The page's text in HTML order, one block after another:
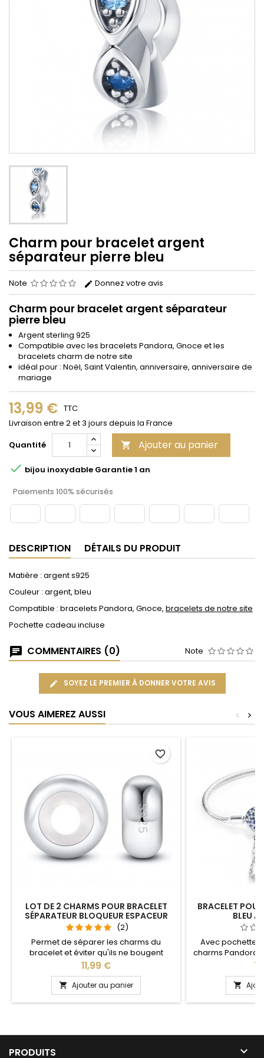
Charm pour bracelet argent
séparateur pierre bleu
Note Donnez votre avis
Charm pour bracelet argent séparateur
pierre bleu
Argent sterling 925
Compatible avec les bracelets Pandora, Gnoce et les
bracelets charm de notre site
idéal pour : Noël, Saint Valentin, anniversaire, anniversaire de
mariage
13,99 € TTC
Livraison entre 2 et 3 jours depuis la France
Quantité
 Ajouter au panier
 bijou inoxydable Garantie 1 an
Paiements 100% sécurisés
DESCRIPTION DÉTAILS DU PRODUIT
Matière : argent s925
Couleur : argent, bleu
Compatible : bracelets Pandora, Gnoce, bracelets de notre site
Pochette cadeau incluse
COMMENTAIRES (0) Note
SOYEZ LE PREMIER À DONNER VOTRE AVIS
VOUS AIMEREZ AUSSI >
<
LOT DE 2 CHARMS POUR BRACELET
SÉPARATEUR BLOQUEUR ESPACEUR
(2)
Permet de séparer les charms du
bracelet et éviter qu'ils ne bougent
Compatible avec les bracelets Pandora,
Gnoce et les bracelets charm de notre
site idéal pour : Noël, Saint Valentin,
anniversaire, anniversaire de mariage
Prix
11,99 €
 Ajouter au panier
favorite_border
BRACELET
BLEU
Avec pochette
charms Pandora
notre site idéal
anniversaire,
Plusieurs tailles
cm Pour la
2cm en

PRODUITS 